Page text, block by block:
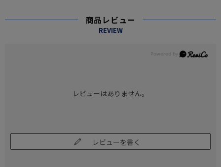
商品レビュー
REVIEW
レビューはありません。
レビューを書く